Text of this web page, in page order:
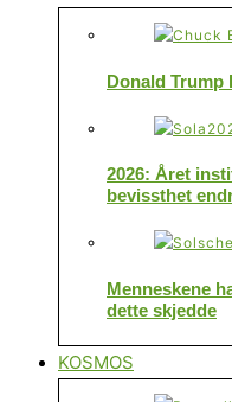
Donald Trump
2026: Året
bevissthet
Menneskene
dette skjedde
KOSMOS